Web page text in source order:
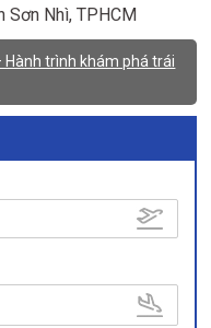
Sơn Nhì, TPHCM
Hành trình khám phá trái